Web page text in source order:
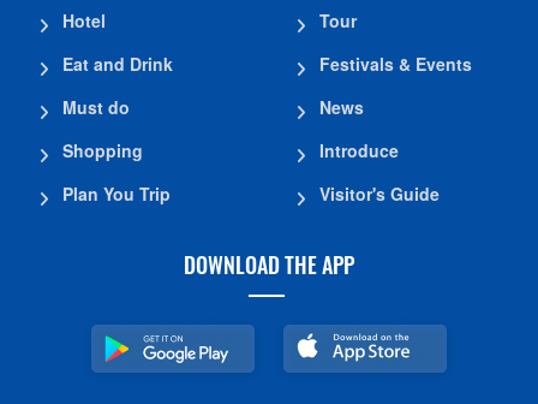
Hotel
Eat and Drink
Must do
Shopping
Plan You Trip
Tour
Festivals & Events
News
Introduce
Visitor's Guide
DOWNLOAD THE APP